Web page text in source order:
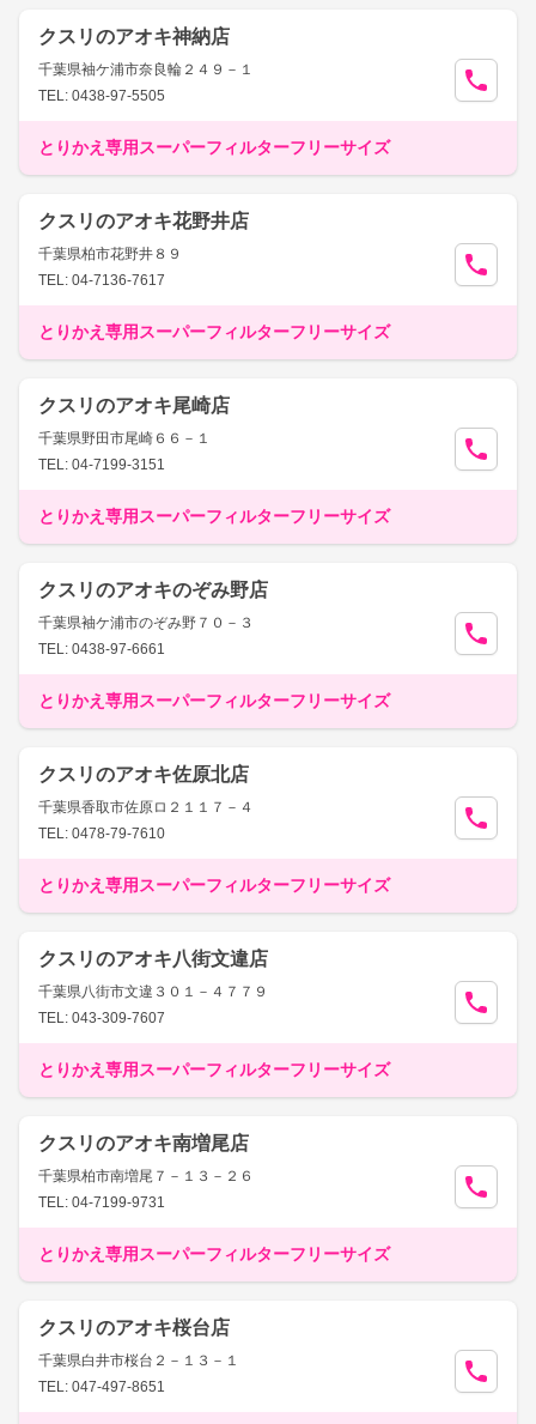
クスリのアオキ神納店
千葉県袖ケ浦市奈良輪２４９－１
TEL: 0438-97-5505
とりかえ専用スーパーフィルターフリーサイズ
クスリのアオキ花野井店
千葉県柏市花野井８９
TEL: 04-7136-7617
とりかえ専用スーパーフィルターフリーサイズ
クスリのアオキ尾崎店
千葉県野田市尾崎６６－１
TEL: 04-7199-3151
とりかえ専用スーパーフィルターフリーサイズ
クスリのアオキのぞみ野店
千葉県袖ケ浦市のぞみ野７０－３
TEL: 0438-97-6661
とりかえ専用スーパーフィルターフリーサイズ
クスリのアオキ佐原北店
千葉県香取市佐原ロ２１１７－４
TEL: 0478-79-7610
とりかえ専用スーパーフィルターフリーサイズ
クスリのアオキ八街文違店
千葉県八街市文違３０１－４７７９
TEL: 043-309-7607
とりかえ専用スーパーフィルターフリーサイズ
クスリのアオキ南増尾店
千葉県柏市南増尾７－１３－２６
TEL: 04-7199-9731
とりかえ専用スーパーフィルターフリーサイズ
クスリのアオキ桜台店
千葉県白井市桜台２－１３－１
TEL: 047-497-8651